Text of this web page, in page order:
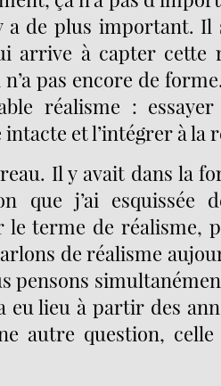
a de plus important. Il
arrive à capter cette
pas encore de
réalisme : essayer
et l’intégrer à la
Il y avait dans la
que j’ai esquissée
le terme de réalisme,
de réalisme
pensons
eu lieu à partir des
autre question,